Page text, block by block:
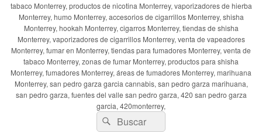
tabaco Monterrey, productos de nicotina Monterrey, vaporizadores de hierba
Monterrey, humo Monterrey, accesorios de cigarrillos Monterrey, shisha
Monterrey, hookah Monterrey, cigarros Monterrey, tiendas de shisha
Monterrey, vaporizadores de cigarrillos Monterrey, venta de vapeadores
Monterrey, fumar en Monterrey, tiendas para fumadores Monterrey, venta de
tabaco Monterrey, zonas de fumar Monterrey, productos para shisha
Monterrey, fumadores Monterrey, áreas de fumadores Monterrey, marihuana
Monterrey, san pedro garza garcia cannabis, san pedro garza marihuana,
san pedro garza, fuentes del valle san pedro garza, 420 san pedro garza
garcia, 420monterrey,
Buscar
por:
Buscar